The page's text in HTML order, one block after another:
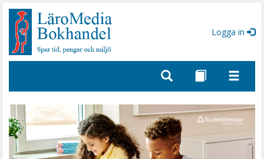
Gå
sidinnehåll
Logga in